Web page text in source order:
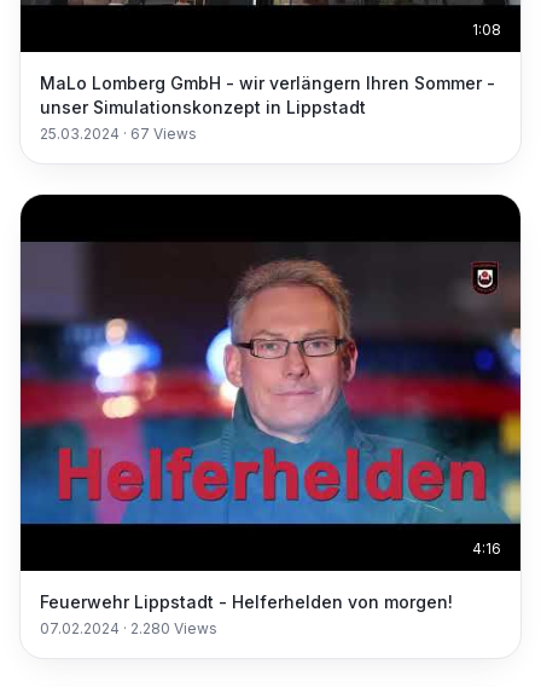
1:08
MaLo Lomberg GmbH - wir verlängern Ihren Sommer -
unser Simulationskonzept in Lippstadt
25.03.2024 · 67 Views
4:16
Feuerwehr Lippstadt - Helferhelden von morgen!
07.02.2024 · 2.280 Views